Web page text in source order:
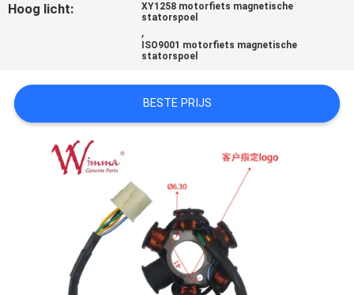
Hoog licht:
XY1258 motorfiets magnetische
statorspoel
,
ISO9001 motorfiets magnetische
statorspoel
BESTE PRIJS